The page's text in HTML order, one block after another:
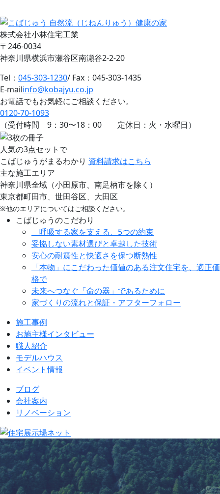
株式会社小林住宅工業
〒246-0034
神奈川県横浜市瀬谷区南瀬谷2-2-20
Tel： 045-303-1230/ Fax：045-303-1435
E-mailinfo@kobajyu.co.jp
お電話でもお気軽にご相談ください。
0120-70-1093
（受付時間 9：30〜18：00 定休日：火・水曜日）
人気の3点セットで
こばじゅうがまるわかり 資料請求はこちら
主な施工エリア
神奈川県全域（小田原市、南足柄市を除く）
東京都町田市、世田谷区、大田区
※他のエリアについてはご相談ください。
こばじゅうのこだわり
呼吸する家を支える、5つの約束
妥協しない素材選びと卓越した技術
安心の耐震性と快適さを保つ断熱性
「本物」にこだわった価値のある注文住宅を、適正価
格で
未来へつなぐ「命の器」であるために
家づくりの流れと保証・アフターフォロー
施工事例
お施主様インタビュー
職人紹介
モデルハウス
イベント情報
ブログ
会社案内
リノベーション